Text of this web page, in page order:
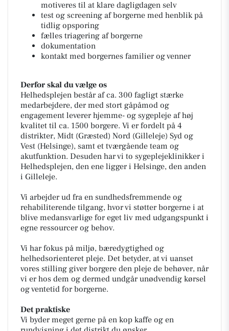
motiveres til at klare dagligdagen selv
test og screening af borgerne med henblik på
tidlig opsporing
fælles triagering af borgerne
dokumentation
kontakt med borgernes familier og venner
Derfor skal du vælge os
Helhedsplejen består af ca. 300 fagligt stærke
medarbejdere, der med stort gåpåmod og
engagement leverer hjemme- og sygepleje af høj
kvalitet til ca. 1500 borgere. Vi er fordelt på 4
distrikter, Midt (Græsted) Nord (Gilleleje) Syd og
Vest (Helsinge), samt et tværgående team og
akutfunktion. Desuden har vi to sygeplejeklinikker i
Helhedsplejen, den ene ligger i Helsinge, den anden
i Gilleleje.
Vi arbejder ud fra en sundhedsfremmende og
rehabiliterende tilgang, hvor vi støtter borgerne i at
blive medansvarlige for eget liv med udgangspunkt i
egne ressourcer og behov.
Vi har fokus på miljø, bæredygtighed og
helhedsorienteret pleje. Det betyder, at vi uanset
vores stilling giver borgere den pleje de behøver, når
vi er hos dem og dermed undgår unødvendig kørsel
og ventetid for borgerne.
Det praktiske
Vi byder meget gerne på en kop kaffe og en